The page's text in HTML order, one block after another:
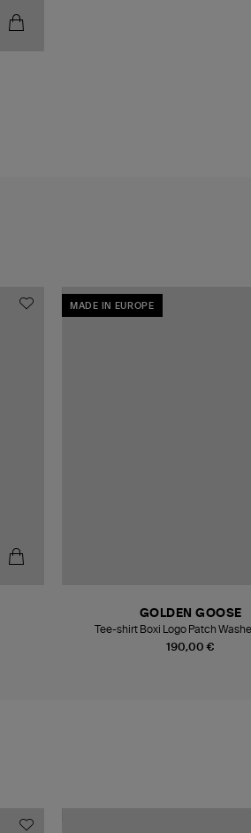
MADE IN EUROPE
190,00 €
GOLDEN GOOSE
Tee-shirt Boxi Logo Patch